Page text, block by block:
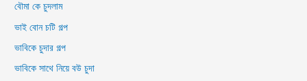
বৌমা কে চুদলাম
ভাই বোন চটি গল্প
ভাবিকে চুদার গল্প
ভাবিকে সাথে নিয়ে বউ চুদা